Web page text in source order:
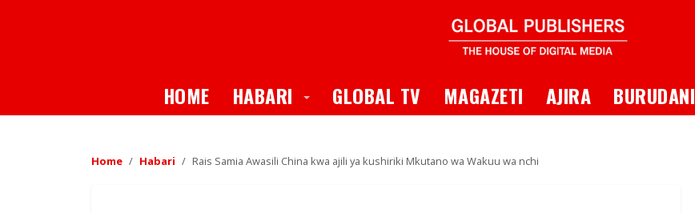
HOME HABARI Toggle Dropdown
GLOBAL TV MAGAZETI AJIRA BURUDANI
Home Habari Rais Samia Awasili China kwa ajili ya kushiriki Mkutano wa Wakuu wa nchi